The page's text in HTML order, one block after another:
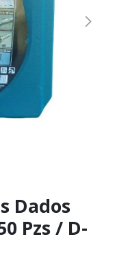
Dados
Pzs / D-